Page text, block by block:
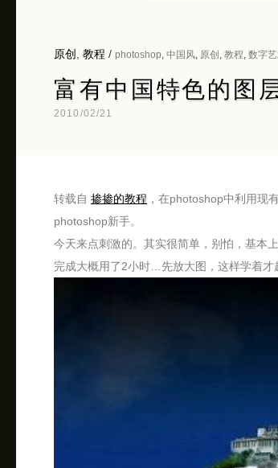
原创 教程 / photoshop 中国风 原创 教程 数字
富有中国特色的图
2010/02/21
转载自 掺掺的教程 ，在photoshop中利用现
photoshop新手。
今天来点刺激的。其实很简单，别怕，基本
完成大概用了2小时…先放大图，这样学着才